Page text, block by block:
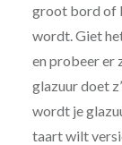
groot bord of
wordt. Giet
en probeer er
glazuur doet
wordt je
taart wilt